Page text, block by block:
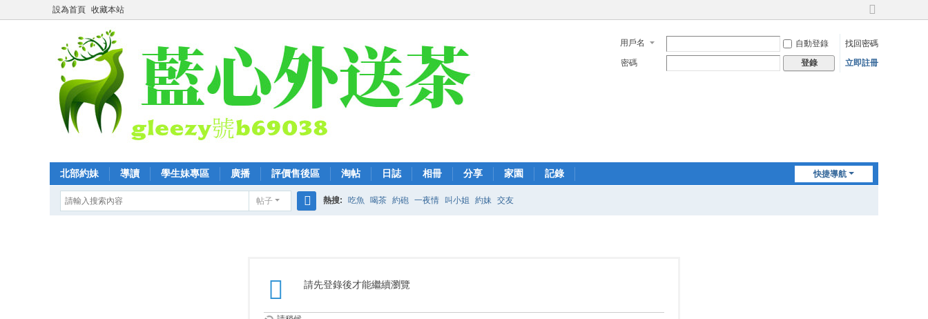
設為首頁 收藏本站
切
到
寬
用戶名 自動登錄
找回密碼
密碼
登錄 立即註冊
快捷導航
北部約妹 導讀 學生妹專區 廣播 評價售後區 淘帖 日誌 相冊 分享 家園 記錄
帖子 熱搜: 吃魚 喝茶 約砲 一夜情 叫小姐 約妹 交友
請先登錄後才能繼續瀏覽